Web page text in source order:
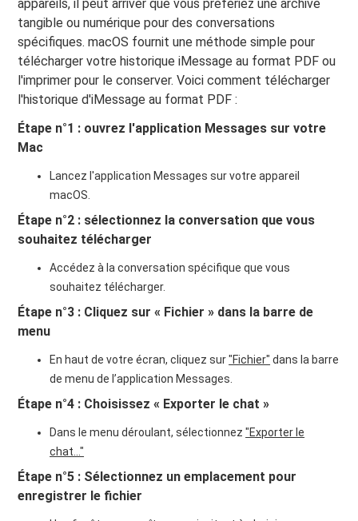
appareils, il peut arriver que vous préfériez une archive
tangible ou numérique pour des conversations
spécifiques. macOS fournit une méthode simple pour
télécharger votre historique iMessage au format PDF ou
l'imprimer pour le conserver. Voici comment télécharger
l'historique d'iMessage au format PDF :
Étape n°1 : ouvrez l'application Messages sur votre
Mac
Lancez l'application Messages sur votre appareil
macOS.
Étape n°2 : sélectionnez la conversation que vous
souhaitez télécharger
Accédez à la conversation spécifique que vous
souhaitez télécharger.
Étape n°3 : Cliquez sur « Fichier » dans la barre de
menu
En haut de votre écran, cliquez sur"Fichier" dans la barre
de menu de l’application Messages.
Étape n°4 : Choisissez « Exporter le chat »
Dans le menu déroulant, sélectionnez"Exporter le
chat..."
Étape n°5 : Sélectionnez un emplacement pour
enregistrer le fichier